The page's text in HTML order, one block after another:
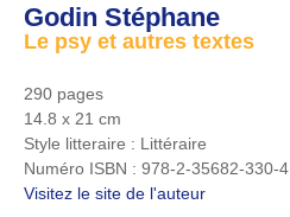
Godin Stéphane
Le psy et autres textes
290 pages
14.8 x 21 cm
Style litteraire : Littéraire
Numéro ISBN : 978-2-35682-330-4
Visitez le site de l'auteur